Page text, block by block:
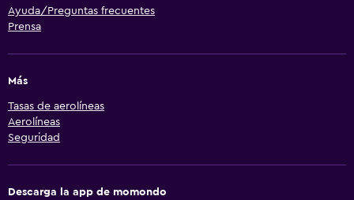
Ayuda/Preguntas frecuentes
Prensa
Más
Tasas de aerolíneas
Aerolíneas
Seguridad
Descarga la app de momondo